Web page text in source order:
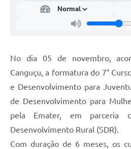
Diário Oficial
No dia 05 de novembro,
Canguçu, a formatura do 7°
e Desenvolvimento para
de Desenvolvimento para
pela Emater, em parceria
Desenvolvimento Rural (SDR).
Com duração de 6 meses, os